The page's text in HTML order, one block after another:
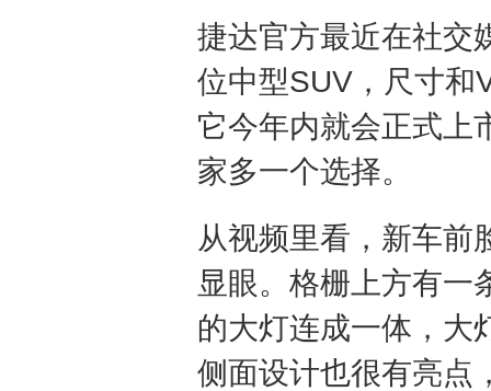
捷达官方最近在社交
位中型SUV，尺寸和
它今年内就会正式上
家多一个选择。
从视频里看，新车前
显眼。格栅上方有一
的大灯连成一体，大
侧面设计也很有亮点